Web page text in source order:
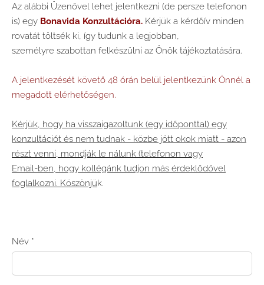
Az alábbi Üzenővel lehet jelentkezni (de persze telefonon
is) egy Bonavida Konzultációra. Kérjük a kérdőív minden
rovatát töltsék ki, így tudunk a legjobban,
személyre szabottan felkészülni az Önök tájékoztatására.
A jelentkezését követő 48 órán belül jelentkezünk Önnél a
megadott elérhetőségen.
Kérjük, hogy ha visszaigazoltunk (egy időponttal) egy
konzultációt és nem tudnak - közbe jött okok miatt - azon
részt venni, mondják le nálunk (telefonon vagy
Email-ben, hogy kollégánk tudjon más érdeklődővel
foglalkozni. Köszönjük.
Név *